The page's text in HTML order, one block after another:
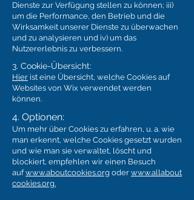
Dienste zur Verfügung stellen zu können; iii)
um die Performance, den Betrieb und die
Wirksamkeit unserer Dienste zu überwachen
und zu analysieren und iv) um das
Nutzererlebnis zu verbessern.
3. Cookie-Übersicht:
Hier ist eine Übersicht, welche Cookies auf
Websites von Wix verwendet werden
können.
4. Optionen:
Um mehr über Cookies zu erfahren, u. a. wie
man erkennt, welche Cookies gesetzt wurden
und wie man sie verwaltet, löscht und
blockiert, empfehlen wir einen Besuch
aufwww.aboutcookies.org oder www.allabout
cookies.org.